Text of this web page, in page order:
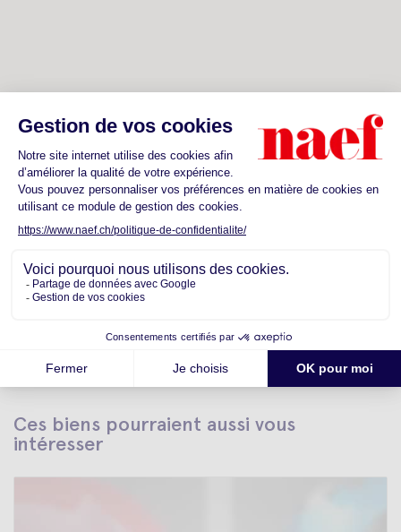
Ces biens pourraient aussi vous
intéresser